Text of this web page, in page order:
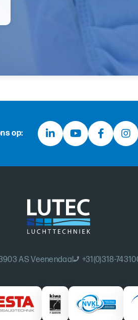
op:
AS Veenendaal +31(0)318-